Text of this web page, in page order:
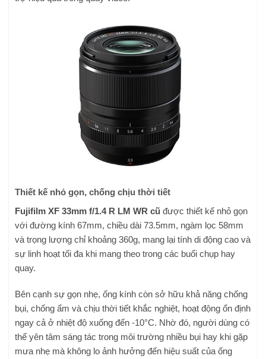
Thiết kế nhỏ gọn, chống chịu thời tiết
Fujifilm XF 33mm f/1.4 R LM WR cũ được thiết kế nhỏ gọn
với đường kính 67mm, chiều dài 73.5mm, ngàm lọc 58mm
và trọng lượng chỉ khoảng 360g, mang lại tính di động cao và
sự linh hoạt tối đa khi mang theo trong các buổi chụp hay
quay.
Bên cạnh sự gọn nhẹ, ống kính còn sở hữu khả năng chống
bụi, chống ẩm và chịu thời tiết khắc nghiệt, hoạt động ổn định
ngay cả ở nhiệt độ xuống đến -10°C. Nhờ đó, người dùng có
thể yên tâm sáng tác trong môi trường nhiều bụi hay khi gặp
mưa nhẹ mà không lo ảnh hưởng đến hiệu suất của ống